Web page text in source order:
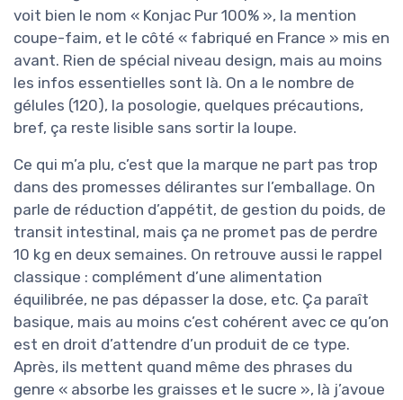
voit bien le nom « Konjac Pur 100% », la mention
coupe-faim, et le côté « fabriqué en France » mis en
avant. Rien de spécial niveau design, mais au moins
les infos essentielles sont là. On a le nombre de
gélules (120), la posologie, quelques précautions,
bref, ça reste lisible sans sortir la loupe.
Ce qui m’a plu, c’est que la marque ne part pas trop
dans des promesses délirantes sur l’emballage. On
parle de réduction d’appétit, de gestion du poids, de
transit intestinal, mais ça ne promet pas de perdre
10 kg en deux semaines. On retrouve aussi le rappel
classique : complément d’une alimentation
équilibrée, ne pas dépasser la dose, etc. Ça paraît
basique, mais au moins c’est cohérent avec ce qu’on
est en droit d’attendre d’un produit de ce type.
Après, ils mettent quand même des phrases du
genre « absorbe les graisses et le sucre », là j’avoue